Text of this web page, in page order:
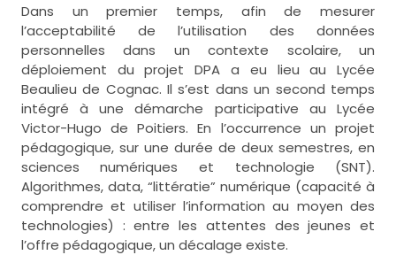
Dans un premier temps, afin de mesurer
l’acceptabilité de l’utilisation des données
personnelles dans un contexte scolaire, un
déploiement du projet DPA a eu lieu au Lycée
Beaulieu de Cognac. Il s’est dans un second temps
intégré à une démarche participative au Lycée
Victor-Hugo de Poitiers. En l’occurrence un projet
pédagogique, sur une durée de deux semestres, en
sciences numériques et technologie (SNT).
Algorithmes, data, “littératie” numérique (capacité à
comprendre et utiliser l’information au moyen des
technologies) : entre les attentes des jeunes et
l’offre pédagogique, un décalage existe.